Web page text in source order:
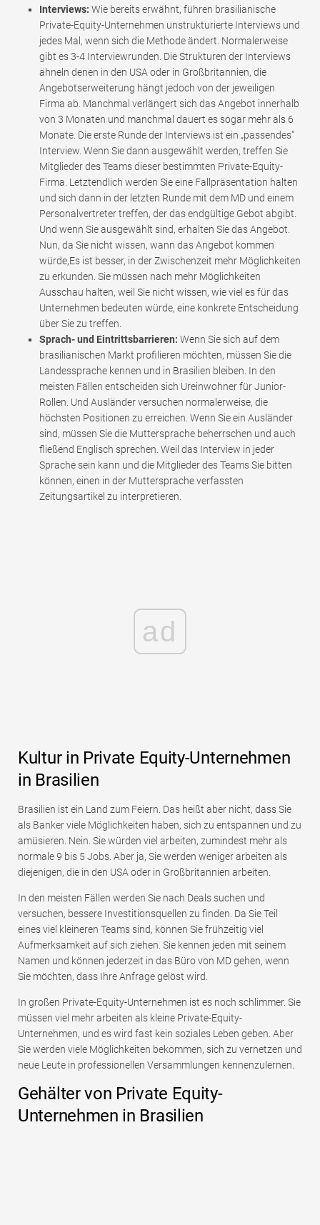
Interviews: Wie bereits erwähnt, führen brasilianische
Private-Equity-Unternehmen unstrukturierte Interviews und
jedes Mal, wenn sich die Methode ändert. Normalerweise
gibt es 3-4 Interviewrunden. Die Strukturen der Interviews
ähneln denen in den USA oder in Großbritannien, die
Angebotserweiterung hängt jedoch von der jeweiligen
Firma ab. Manchmal verlängert sich das Angebot innerhalb
von 3 Monaten und manchmal dauert es sogar mehr als 6
Monate. Die erste Runde der Interviews ist ein „passendes“
Interview. Wenn Sie dann ausgewählt werden, treffen Sie
Mitglieder des Teams dieser bestimmten Private-Equity-
Firma. Letztendlich werden Sie eine Fallpräsentation halten
und sich dann in der letzten Runde mit dem MD und einem
Personalvertreter treffen, der das endgültige Gebot abgibt.
Und wenn Sie ausgewählt sind, erhalten Sie das Angebot.
Nun, da Sie nicht wissen, wann das Angebot kommen
würde,Es ist besser, in der Zwischenzeit mehr Möglichkeiten
zu erkunden. Sie müssen nach mehr Möglichkeiten
Ausschau halten, weil Sie nicht wissen, wie viel es für das
Unternehmen bedeuten würde, eine konkrete Entscheidung
über Sie zu treffen.
Sprach- und Eintrittsbarrieren: Wenn Sie sich auf dem
brasilianischen Markt profilieren möchten, müssen Sie die
Landessprache kennen und in Brasilien bleiben. In den
meisten Fällen entscheiden sich Ureinwohner für Junior-
Rollen. Und Ausländer versuchen normalerweise, die
höchsten Positionen zu erreichen. Wenn Sie ein Ausländer
sind, müssen Sie die Muttersprache beherrschen und auch
fließend Englisch sprechen. Weil das Interview in jeder
Sprache sein kann und die Mitglieder des Teams Sie bitten
können, einen in der Muttersprache verfassten
Zeitungsartikel zu interpretieren.
ad
Kultur in Private Equity-Unternehmen
in Brasilien
Brasilien ist ein Land zum Feiern. Das heißt aber nicht, dass Sie
als Banker viele Möglichkeiten haben, sich zu entspannen und zu
amüsieren. Nein. Sie würden viel arbeiten, zumindest mehr als
normale 9 bis 5 Jobs. Aber ja, Sie werden weniger arbeiten als
diejenigen, die in den USA oder in Großbritannien arbeiten.
In den meisten Fällen werden Sie nach Deals suchen und
versuchen, bessere Investitionsquellen zu finden. Da Sie Teil
eines viel kleineren Teams sind, können Sie frühzeitig viel
Aufmerksamkeit auf sich ziehen. Sie kennen jeden mit seinem
Namen und können jederzeit in das Büro von MD gehen, wenn
Sie möchten, dass Ihre Anfrage gelöst wird.
In großen Private-Equity-Unternehmen ist es noch schlimmer. Sie
müssen viel mehr arbeiten als kleine Private-Equity-
Unternehmen, und es wird fast kein soziales Leben geben. Aber
Sie werden viele Möglichkeiten bekommen, sich zu vernetzen und
neue Leute in professionellen Versammlungen kennenzulernen.
Gehälter von Private Equity-
Unternehmen in Brasilien